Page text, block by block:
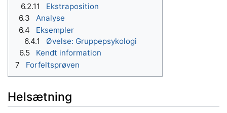
6.2.11
Ekstraposition
6.3
Analyse
6.4
Eksempler
6.4.1
Øvelse: Gruppepsykologi
6.5
Kendt information
7
Forfeltsprøven
Helsætning